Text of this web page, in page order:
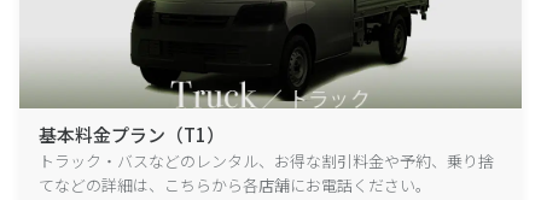
基本料金プラン（T1）
トラック・バスなどのレンタル、お得な割引料金や予約、乗り捨
てなどの詳細は、こちらから各店舗にお電話ください。